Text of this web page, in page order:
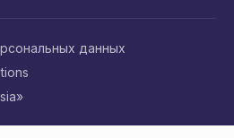
данных